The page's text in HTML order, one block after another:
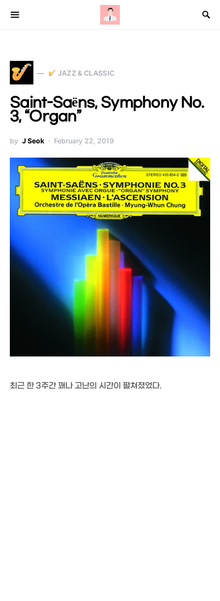
Search for:
JAZZ & CLASSIC
Saint-Saëns, Symphony No.
3, “Organ”
by J Seok February 22, 2019
최근 한 3주간 꽤나 고난의 시간이 펼쳐졌었다.